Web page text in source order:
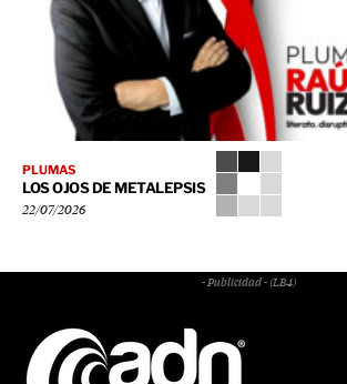
PLUMAS
LOS OJOS DE METALEPSIS
22/07/2026
- Publicidad - (LB4)